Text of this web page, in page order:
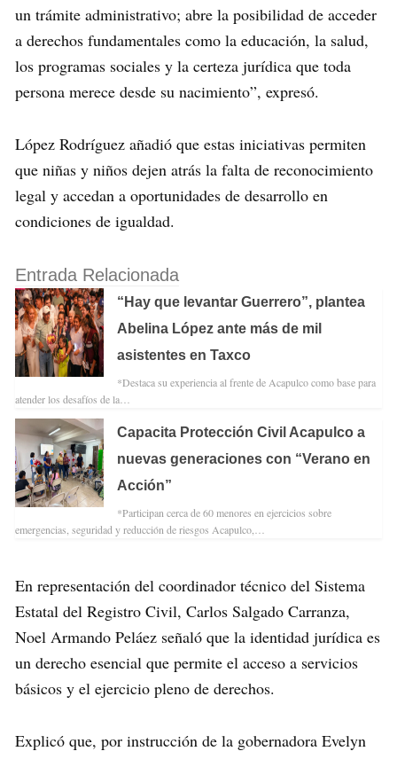
un trámite administrativo; abre la posibilidad de acceder
a derechos fundamentales como la educación, la salud,
los programas sociales y la certeza jurídica que toda
persona merece desde su nacimiento”, expresó.
López Rodríguez añadió que estas iniciativas permiten
que niñas y niños dejen atrás la falta de reconocimiento
legal y accedan a oportunidades de desarrollo en
condiciones de igualdad.
Entrada Relacionada
“Hay que levantar Guerrero”, plantea
Abelina López ante más de mil
asistentes en Taxco
*Destaca su experiencia al frente de Acapulco como base para
atender los desafíos de la…
Capacita Protección Civil Acapulco a
nuevas generaciones con “Verano en
Acción”
*Participan cerca de 60 menores en ejercicios sobre
emergencias, seguridad y reducción de riesgos Acapulco,…
En representación del coordinador técnico del Sistema
Estatal del Registro Civil, Carlos Salgado Carranza,
Noel Armando Peláez señaló que la identidad jurídica es
un derecho esencial que permite el acceso a servicios
básicos y el ejercicio pleno de derechos.
Explicó que, por instrucción de la gobernadora Evelyn